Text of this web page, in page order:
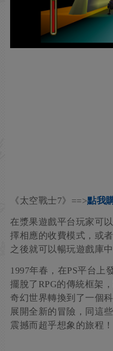
《太空戰士7》==>點我
在漿果遊戲平台玩家可
擇相應的收費模式，或
之後就可以暢玩遊戲庫
1997年春，在PS平台上
擺脫了RPG的傳統框架
奇幻世界轉換到了一個
展開全新的冒險，同這
震撼而超乎想象的旅程！